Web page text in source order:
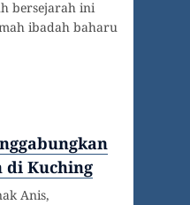
bersejarah ini
ibadah baharu
di Kuching
Anis,